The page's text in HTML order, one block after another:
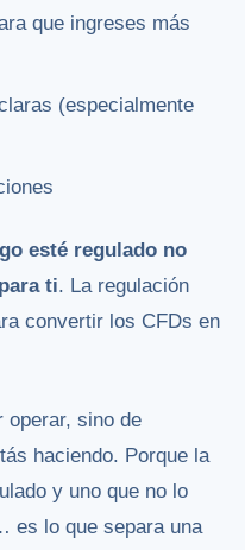
que ingreses más
(especialmente
esté regulado no
ti. La regulación
convertir los CFDs en
operar, sino de
haciendo. Porque la
y uno que no lo
es lo que separa una